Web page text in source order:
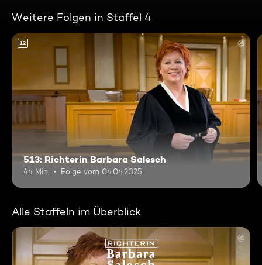
Weitere Folgen in Staffel 4
12
513: Richterin Barbara Salesch
44 Min. Folge vom 04.04.2025
Alle Staffeln im Überblick